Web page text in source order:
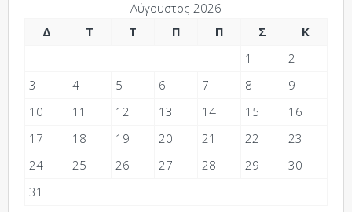
Αύγουστος 2026
Δ
Τ Τ Π Π Σ
Κ
1
2
3
4 5 6 7 8
9
10
11 12 13 14 15
16
17
18 19 20 21 22
23
24
25 26 27 28 29
30
31